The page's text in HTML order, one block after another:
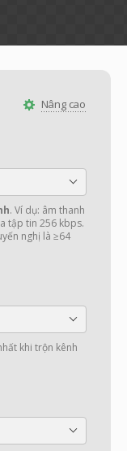
Nâng cao
. Ví dụ: âm thanh
tập tin 256 kbps.
nghị là ≥64
khi trộn kênh